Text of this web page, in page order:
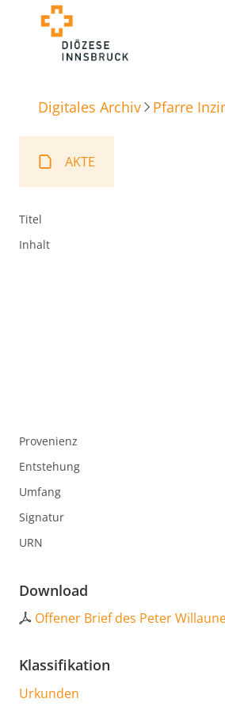
Digitales Archiv Pfarre
AKTE
Titel
Inhalt
Provenienz
Entstehung
Umfang
Signatur
URN
Download
Offener Brief des Peter
Klassifikation
Urkunden